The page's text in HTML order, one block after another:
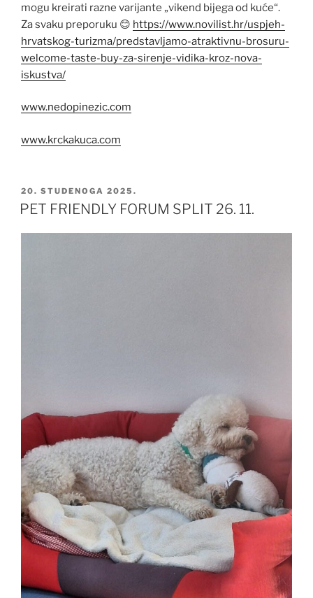
mogu kreirati razne varijante „vikend bijega od kuće“.
Za svaku preporuku 😊 https://www.novilist.hr/uspjeh-
hrvatskog-turizma/predstavljamo-atraktivnu-brosuru-
welcome-taste-buy-za-sirenje-vidika-kroz-nova-
iskustva/
www.nedopinezic.com
www.krckakuca.com
OBJAVLJENO
20. STUDENOGA 2025.
PET FRIENDLY FORUM SPLIT 26. 11.